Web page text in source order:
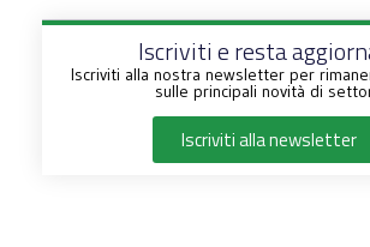
Iscriviti e resta
Iscriviti alla nostra newsletter per
sulle principali novità di
Iscriviti alla newsletter